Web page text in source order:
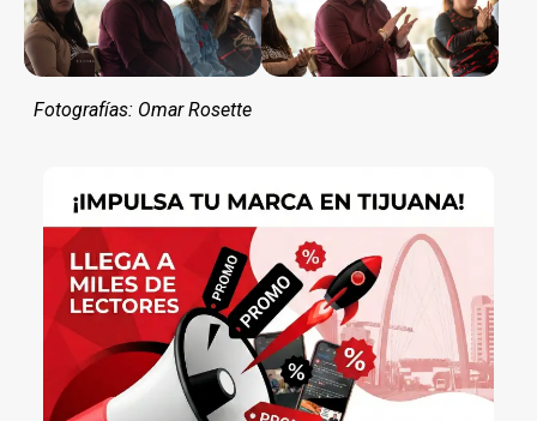
Fotografías: Omar Rosette